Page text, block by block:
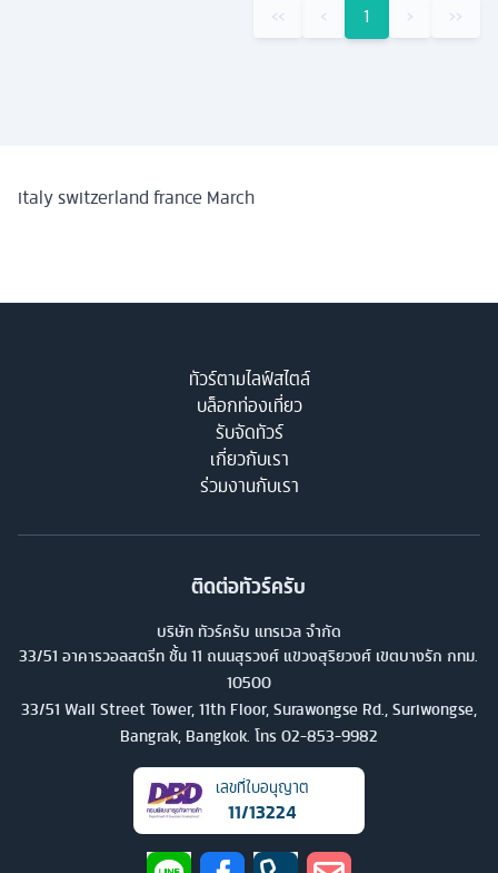
‹‹ ‹ 1 › ››
italy switzerland france March
ทัวร์ตามไลฟ์สไตล์
บล็อกท่องเที่ยว
รับจัดทัวร์
เกี่ยวกับเรา
ร่วมงานกับเรา
ติดต่อทัวร์ครับ
บริษัท ทัวร์ครับ แทรเวล จำกัด
33/51 อาคารวอลสตรีท ชั้น 11 ถนนสุรวงศ์ แขวงสุริยวงศ์ เขตบางรัก กทม.
10500
33/51 Wall Street Tower, 11th Floor, Surawongse Rd., Suriwongse,
Bangrak, Bangkok. โทร 02-853-9982
เลขที่ใบอนุญาต
11/13224